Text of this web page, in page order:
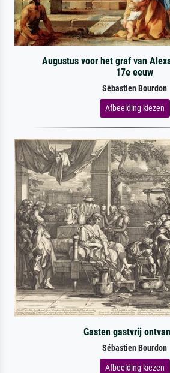
Augustus voor het graf van
17e eeuw
Sébastien Bourdon
Afbeelding kiezen
Gasten gastvrij
Sébastien Bourdon
Afbeelding kiezen